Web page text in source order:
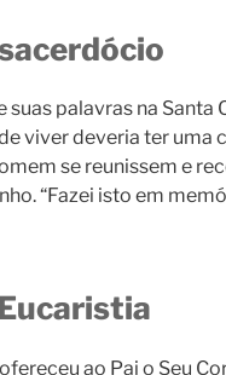
palavras na Santa
viver deveria ter uma
se reunissem e
“Fazei isto em
ao Pai o Seu